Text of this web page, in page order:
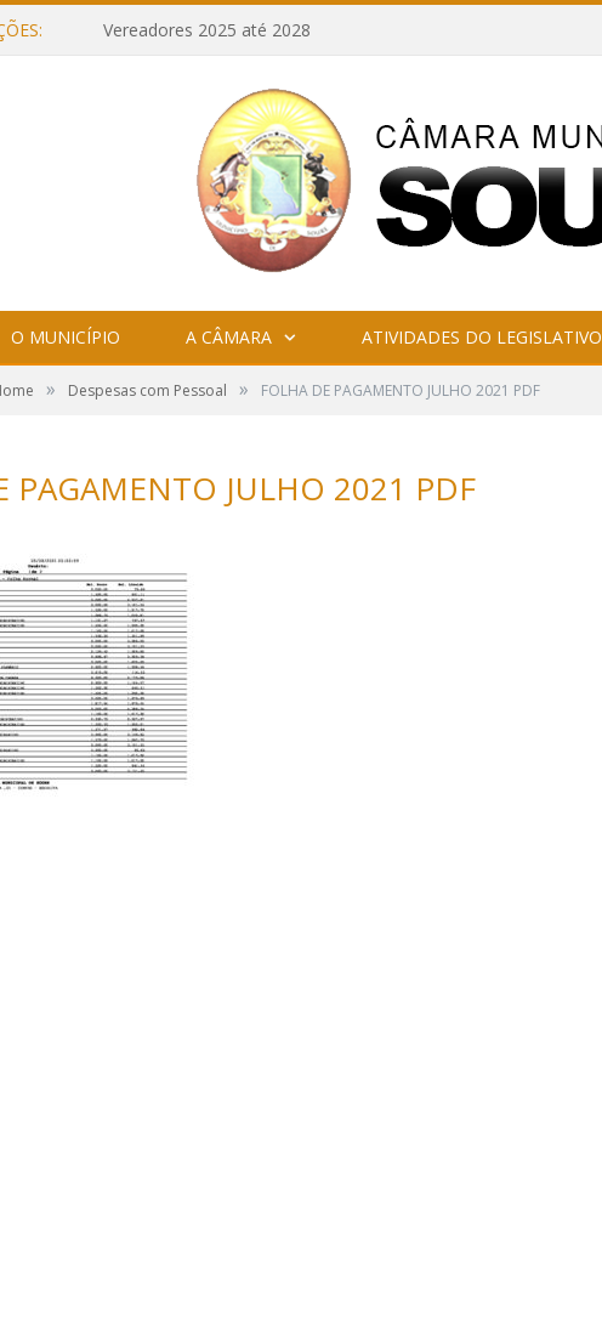
Vereadores 2025 até 2028
O MUNICÍPIO A CÂMARA ATIVIDADES DO LEGISLATIVO
» Despesas com Pessoal » FOLHA DE PAGAMENTO JULHO 2021 PDF
PAGAMENTO JULHO 2021 PDF